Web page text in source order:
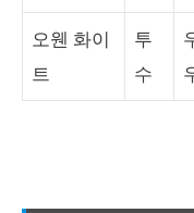
오웬 화이
트
투
수